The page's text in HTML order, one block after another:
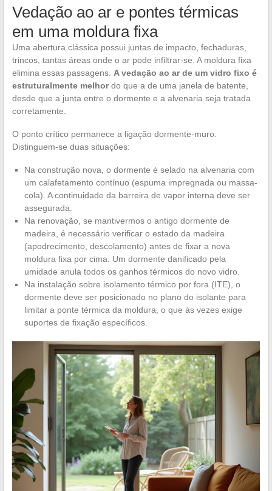
Vedação ao ar e pontes térmicas
em uma moldura fixa
Uma abertura clássica possui juntas de impacto, fechaduras,
trincos, tantas áreas onde o ar pode infiltrar-se. A moldura fixa
elimina essas passagens. A vedação ao ar de um vidro fixo é
estruturalmente melhordo que a de uma janela de batente,
desde que a junta entre o dormente e a alvenaria seja tratada
corretamente.
O ponto crítico permanece a ligação dormente-muro.
Distinguem-se duas situações:
Na construção nova, o dormente é selado na alvenaria com
um calafetamento contínuo (espuma impregnada ou massa-
cola). A continuidade da barreira de vapor interna deve ser
assegurada.
Na renovação, se mantivermos o antigo dormente de
madeira, é necessário verificar o estado da madeira
(apodrecimento, descolamento) antes de fixar a nova
moldura fixa por cima. Um dormente danificado pela
umidade anula todos os ganhos térmicos do novo vidro.
Na instalação sobre isolamento térmico por fora (ITE), o
dormente deve ser posicionado no plano do isolante para
limitar a ponte térmica da moldura, o que às vezes exige
suportes de fixação específicos.